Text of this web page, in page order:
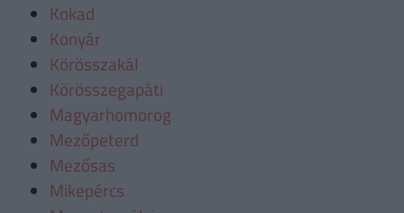
Kokad
Konyár
Körösszakál
Körösszegapáti
Magyarhomorog
Mezőpeterd
Mezősas
Mikepércs